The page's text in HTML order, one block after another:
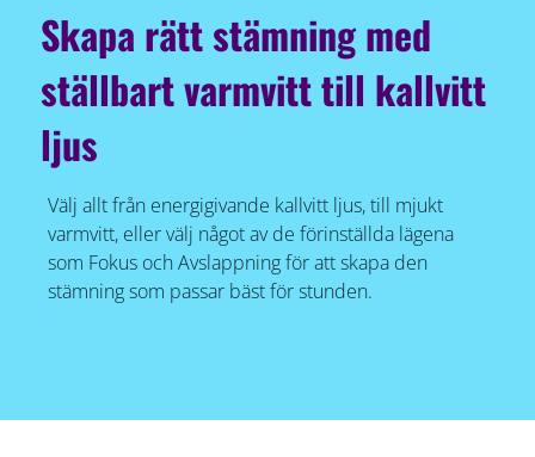
Skapa rätt stämning med
ställbart varmvitt till kallvitt
ljus
Välj allt från energigivande kallvitt ljus, till mjukt
varmvitt, eller välj något av de förinställda lägena
som Fokus och Avslappning för att skapa den
stämning som passar bäst för stunden.